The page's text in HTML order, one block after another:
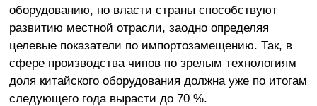
оборудованию, но власти страны способствуют
развитию местной отрасли, заодно определяя
целевые показатели по импортозамещению. Так, в
сфере производства чипов по зрелым технологиям
доля китайского оборудования должна уже по итогам
следующего года вырасти до 70 %.